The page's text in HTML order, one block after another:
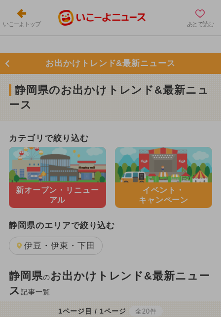
いこーよトップ あとで読む
お出かけトレンド&最新ニュース
静岡県のお出かけトレンド&最新ニュ
ース
カテゴリで絞り込む
新オープン・ リニュー
アル
イベント・
キャンペーン
静岡県のエリアで絞り込む
伊豆・伊東・下田
静岡県のお出かけトレンド&最新ニュー
ス 記事一覧
1ページ目 / 1ページ 全20件